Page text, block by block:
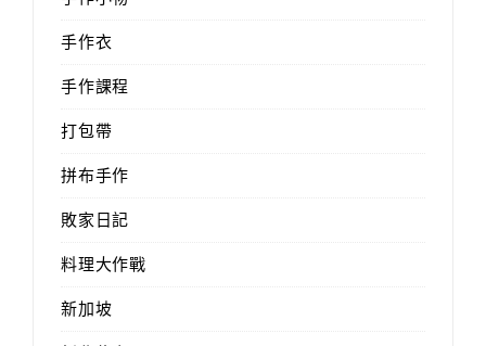
手作衣
手作課程
打包帶
拼布手作
敗家日記
料理大作戰
新加坡